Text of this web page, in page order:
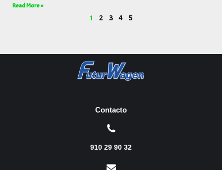
Read More »
1 2 3 4 5
Contacto
910 29 90 32